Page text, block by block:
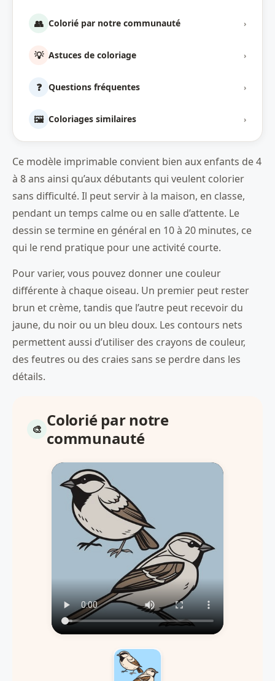
👥 Colorié par notre communauté ›
💡 Astuces de coloriage ›
❓ Questions fréquentes ›
🖼️ Coloriages similaires ›
Ce modèle imprimable convient bien aux enfants de 4
à 8 ans ainsi qu’aux débutants qui veulent colorier
sans difficulté. Il peut servir à la maison, en classe,
pendant un temps calme ou en salle d’attente. Le
dessin se termine en général en 10 à 20 minutes, ce
qui le rend pratique pour une activité courte.
Pour varier, vous pouvez donner une couleur
différente à chaque oiseau. Un premier peut rester
brun et crème, tandis que l’autre peut recevoir du
jaune, du noir ou un bleu doux. Les contours nets
permettent aussi d’utiliser des crayons de couleur,
des feutres ou des craies sans se perdre dans les
détails.
Colorié par notre
communauté